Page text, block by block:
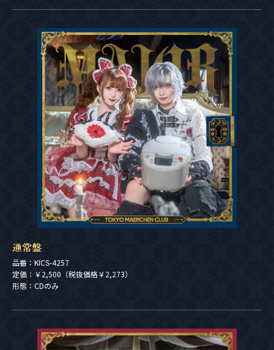
通常盤
品番：KICS-4257
定価：￥2,500（税抜価格￥2,273）
形態：CDのみ